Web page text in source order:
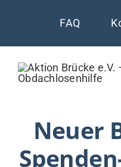
springen
FAQ
AKTUELLES
Neuer